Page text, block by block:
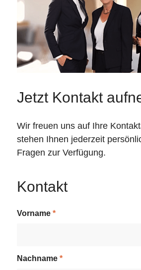
Jetzt Kontakt
Wir freuen uns auf Ihre
stehen Ihnen jederzeit
Fragen zur Verfügung.
Kontakt
Vorname *
Nachname *